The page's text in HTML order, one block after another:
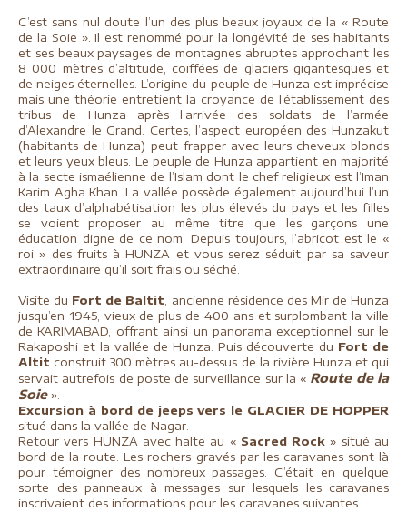
C’est sans nul doute l’un des plus beaux joyaux de la « Route
de la Soie ». Il est renommé pour la longévité de ses habitants
et ses beaux paysages de montagnes abruptes approchant les
8 000 mètres d’altitude, coiffées de glaciers gigantesques et
de neiges éternelles. L’origine du peuple de Hunza est imprécise
mais une théorie entretient la croyance de l’établissement des
tribus de Hunza après l’arrivée des soldats de l’armée
d’Alexandre le Grand. Certes, l’aspect européen des Hunzakut
(habitants de Hunza) peut frapper avec leurs cheveux blonds
et leurs yeux bleus. Le peuple de Hunza appartient en majorité
à la secte ismaélienne de l’Islam dont le chef religieux est l’Iman
Karim Agha Khan. La vallée possède également aujourd’hui l’un
des taux d’alphabétisation les plus élevés du pays et les filles
se voient proposer au même titre que les garçons une
éducation digne de ce nom. Depuis toujours, l’abricot est le «
roi » des fruits à HUNZA et vous serez séduit par sa saveur
extraordinaire qu’il soit frais ou séché.
Visite du Fort de Baltit, ancienne résidence des Mir de Hunza
jusqu’en 1945, vieux de plus de 400 ans et surplombant la ville
de KARIMABAD, offrant ainsi un panorama exceptionnel sur le
Rakaposhi et la vallée de Hunza. Puis découverte du Fort de
Altit construit 300 mètres au-dessus de la rivière Hunza et qui
servait autrefois de poste de surveillance sur la « Route de la
Soie».
Excursion à bord de jeeps vers le GLACIER DE HOPPER
situé dans la vallée de Nagar.
Retour vers HUNZA avec halte au « Sacred Rock » situé au
bord de la route. Les rochers gravés par les caravanes sont là
pour témoigner des nombreux passages. C’était en quelque
sorte des panneaux à messages sur lesquels les caravanes
inscrivaient des informations pour les caravanes suivantes.